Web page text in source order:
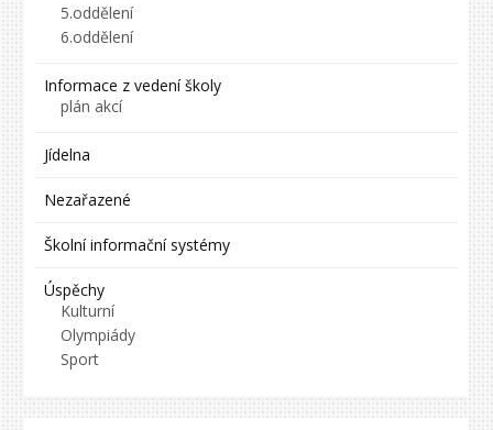
5.oddělení
6.oddělení
Informace z vedení školy
plán akcí
Jídelna
Nezařazené
Školní informační systémy
Úspěchy
Kulturní
Olympiády
Sport